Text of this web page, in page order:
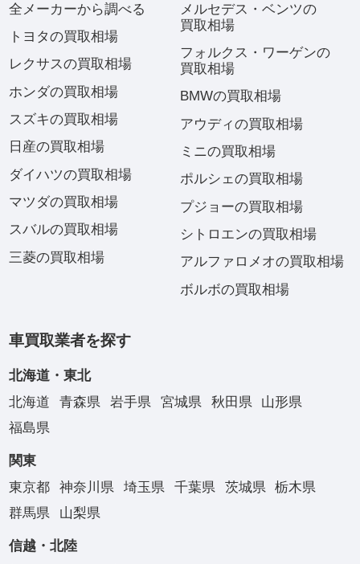
全メーカーから調べる
トヨタの買取相場
レクサスの買取相場
ホンダの買取相場
スズキの買取相場
日産の買取相場
ダイハツの買取相場
マツダの買取相場
スバルの買取相場
三菱の買取相場
メルセデス・ベンツの
買取相場
フォルクス・ワーゲンの
買取相場
BMWの買取相場
アウディの買取相場
ミニの買取相場
ポルシェの買取相場
プジョーの買取相場
シトロエンの買取相場
アルファロメオの買取相場
ボルボの買取相場
車買取業者を探す
北海道・東北
北海道
青森県 岩手県 宮城県 秋田県
山形県
福島県
関東
東京都
神奈川県 埼玉県 千葉県 茨城県
栃木県
群馬県
山梨県
信越・北陸